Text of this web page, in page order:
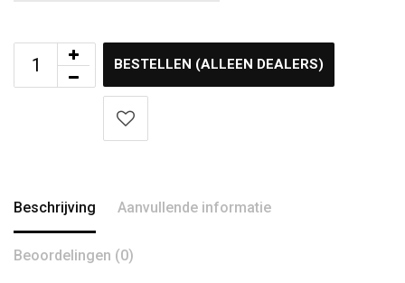
BESTELLEN (ALLEEN DEALERS)
Beschrijving Aanvullende informatie
Beoordelingen (0)